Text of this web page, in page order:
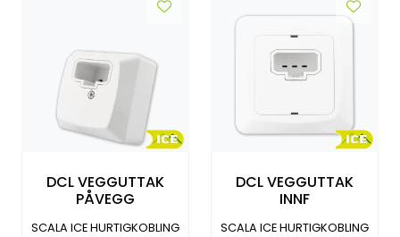
DCL VEGGUTTAK
PÅVEGG
SCALA ICE HURTIGKOBLING
DCL VEGGUTTAK
INNF
SCALA ICE HURTIGKOBLING